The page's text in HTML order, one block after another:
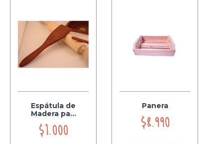
Espátula de
Madera pa...
$1.000
Panera
$8.990